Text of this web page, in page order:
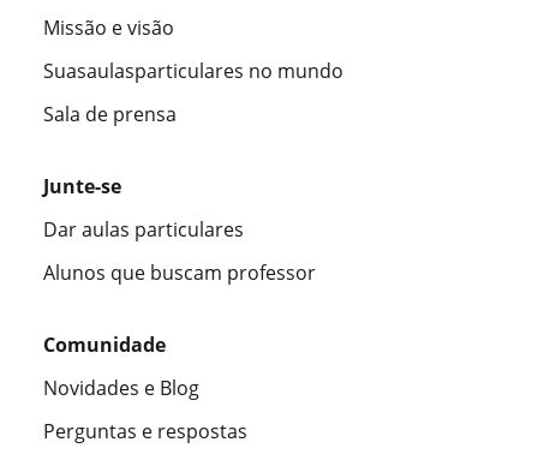
Missão e visão
Suasaulasparticulares no mundo
Sala de prensa
Junte-se
Dar aulas particulares
Alunos que buscam professor
Comunidade
Novidades e Blog
Perguntas e respostas